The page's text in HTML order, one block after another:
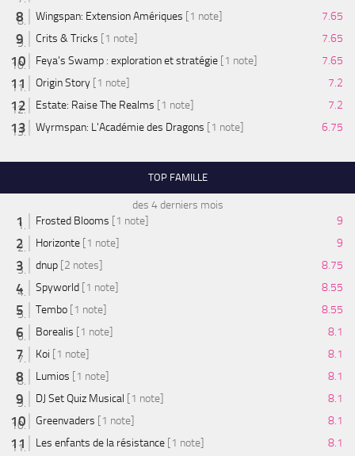
Wingspan: Extension Amériques [1 note]
7.65
Crits & Tricks [1 note]
7.65
Feya’s Swamp : exploration et stratégie [1 note]
7.65
Origin Story [1 note]
7.2
Estate: Raise The Realms [1 note]
7.2
Wyrmspan: L'Académie des Dragons [1 note] 6.75
TOP FAMILLE
des 4 derniers mois
Frosted Blooms [1 note]
9
Horizonte [1 note]
9
dnup [2 notes]
8.75
Spyworld [1 note]
8.55
Tembo [1 note]
8.55
Borealis [1 note]
8.1
Koi [1 note]
8.1
Lumios [1 note]
8.1
DJ Set Quiz Musical [1 note]
8.1
Greenvaders [1 note]
8.1
Les enfants de la résistance [1 note]
8.1